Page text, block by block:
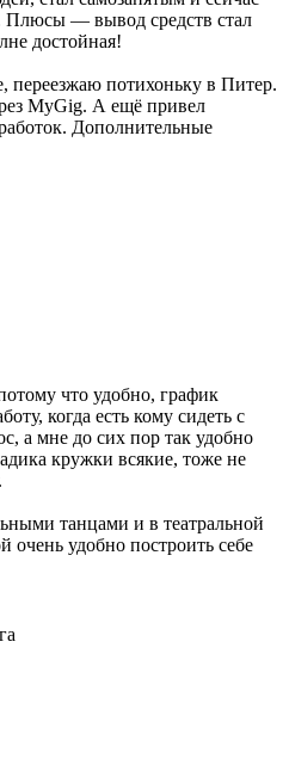
Плюсы — вывод средств стал
достойная!
потихоньку в Питер.
MyGig. А ещё привел
Дополнительные
что удобно, график
когда есть кому сидеть с
а мне до сих пор так удобно
кружки всякие, тоже не
танцами и в театральной
очень удобно построить себе